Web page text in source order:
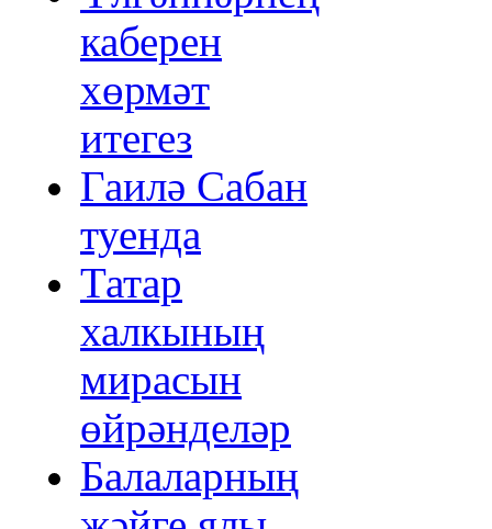
каберен
хөрмәт
итегез
Гаилә Сабан
туенда
Татар
халкының
мирасын
өйрәнделәр
Балаларның